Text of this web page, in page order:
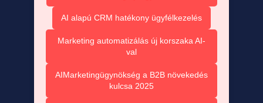
AI alapú CRM hatékony ügyfélkezelés
Marketing automatizálás új korszaka AI-
val
AIMarketingügynökség a B2B növekedés
kulcsa 2025